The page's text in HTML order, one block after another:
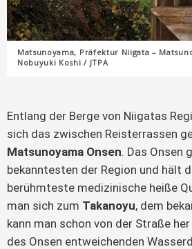
Matsunoyama, Präfektur Niigata –
Nobuyuki Koshi / JTPA
Entlang der Berge von Niigatas
sich das zwischen Reisterrassen
Matsunoyama Onsen. Das Onsen
bekanntesten der Region und hält
berühmteste medizinische heiße
man sich zum Takanoyu, dem
kann man schon von der Straße
des Onsen entweichenden